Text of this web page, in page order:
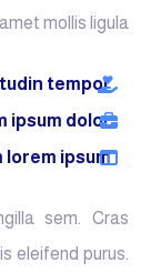
amet mollis ligula.
tempor
ipsum dolor
lorem ipsum
sem. Cras
eleifend purus.